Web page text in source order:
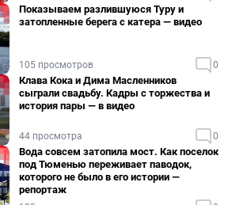
Показываем разлившуюся Туру и
затопленные берега с катера — видео
105 просмотров 0
Клава Кока и Дима Масленников
сыграли свадьбу. Кадры с торжества и
история пары — в видео
44 просмотра 0
Вода совсем затопила мост. Как поселок
под Тюменью переживает паводок,
которого не было в его истории —
репортаж